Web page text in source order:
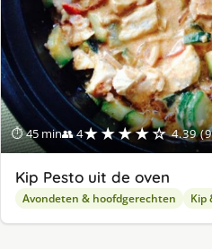
⏱ 45 min👥 4★★★★☆ 4.39
Kip Pesto uit de oven
Avondeten & hoofdgerechten Kip